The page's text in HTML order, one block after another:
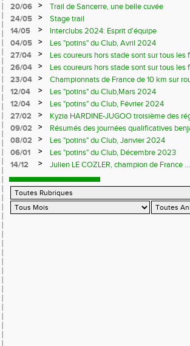
20/06
>
Trail de Sancerre, une belle cuvée
24/05
>
Stage trail
14/05
>
Interclubs 2024: Esprit d'équipe
04/05
>
Les "potins" du Club, Avril 2024
27/04
>
Les coureurs hors stade sont sur tous les
26/04
>
Les coureurs hors stade sont sur tous les
23/04
>
Championnats de France de 10 km sur
12/04
>
Les "potins" du Club,Mars 2024
12/04
>
Les "potins" du Club, Février 2024
27/02
>
Kyzia HARDINE-JUGOO troisième des
09/02
>
Résumés des journées qualificatives
08/02
>
Les "potins" du Club, Janvier 2024
06/01
>
Les "potins" du Club, Décembre 2023
14/12
> Julien LE COZLER, champion de France ...